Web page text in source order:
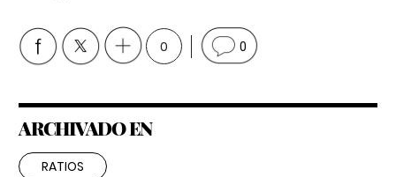
0 0
ARCHIVADO EN
RATIOS